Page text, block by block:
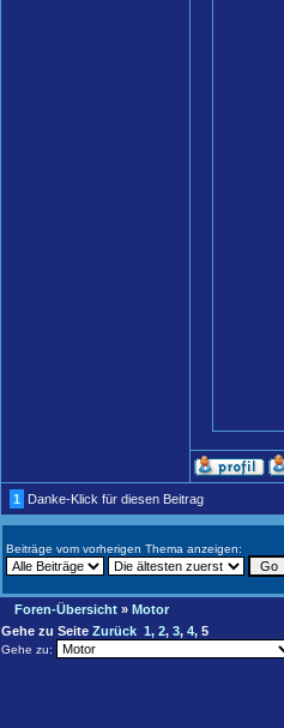
1 Danke-Klick für diesen Beitrag
Beiträge vom vorherigen Thema anzeigen:
Foren-Übersicht » Motor
Gehe zu Seite Zurück 1, 2, 3, 4, 5
Gehe zu: